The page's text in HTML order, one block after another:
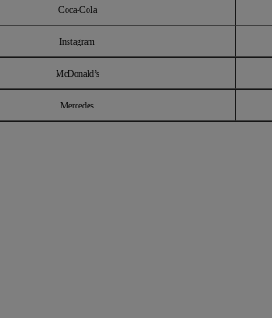
Coca-Cola
Instagram
McDonald’s
Mercedes